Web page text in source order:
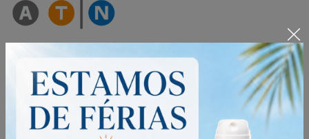
Precauções na utilização dos óleos
essenciais